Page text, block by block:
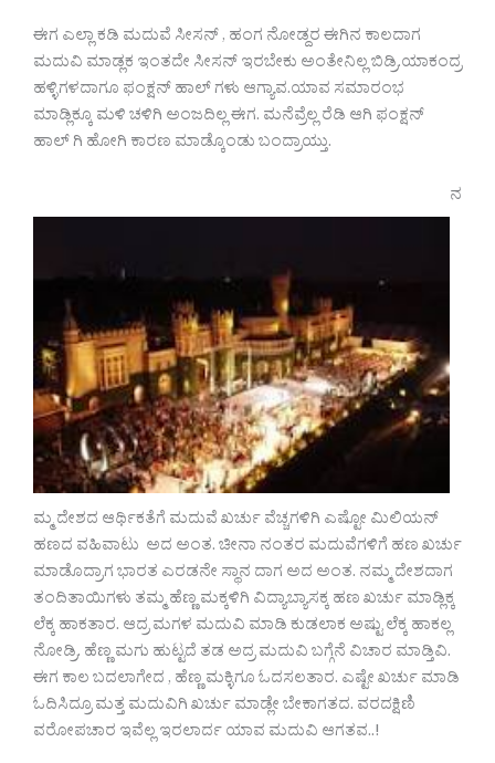
ಈಗ ಎಲ್ಲಾ ಕಡಿ ಮದುವೆ ಸೀಸನ್ , ಹಂಗ ನೋಡ್ದರ ಈಗಿನ ಕಾಲದಾಗ
ಮದುವಿ ಮಾಡ್ಲಕ ಇಂತದೇ ಸೀಸನ್ ಇರಬೇಕು ಅಂತೇನಿಲ್ಲ ಬಿಡ್ರಿ.ಯಾಕಂದ್ರ
ಹಳ್ಳಿಗಳದಾಗೂ ಫಂಕ್ಷನ್ ಹಾಲ್ ಗಳು ಆಗ್ಯಾವ.ಯಾವ ಸಮಾರಂಭ
ಮಾಡ್ಲಿಕ್ಕೂ ಮಳಿ ಚಳಿಗಿ ಅಂಜದಿಲ್ಲ ಈಗ. ಮನೆವ್ರೆಲ್ಲ ರೆಡಿ ಆಗಿ ಫಂಕ್ಷನ್
ಹಾಲ್ ಗಿ ಹೋಗಿ ಕಾರಣ ಮಾಡ್ಕೊಂಡು ಬಂದ್ರಾಯ್ತು.
ನ
ಮ್ಮ ದೇಶದ ಆರ್ಥಿಕತೆಗೆ ಮದುವೆ ಖರ್ಚು ವೆಚ್ಚಗಳಿಗಿ ಎಷ್ಟೋ ಮಿಲಿಯನ್
ಹಣದ ವಹಿವಾಟು ಅದ ಅಂತ. ಚೀನಾ ನಂತರ ಮದುವೆಗಳಿಗೆ ಹಣ ಖರ್ಚು
ಮಾಡೊದ್ರಾಗ ಭಾರತ ಎರಡನೇ ಸ್ಥಾನ ದಾಗ ಅದ ಅಂತ. ನಮ್ಮ ದೇಶದಾಗ
ತಂದಿತಾಯಿಗಳು ತಮ್ಮ ಹೆಣ್ಣ ಮಕ್ಕಳಿಗಿ ವಿದ್ಯಾಬ್ಯಾಸಕ್ಕ ಹಣ ಖರ್ಚು ಮಾಡ್ಲಿಕ್ಕ
ಲೆಕ್ಕ ಹಾಕತಾರ. ಆದ್ರ ಮಗಳ ಮದುವಿ ಮಾಡಿ ಕುಡಲಾಕ ಅಷ್ಟು ಲೆಕ್ಕ ಹಾಕಲ್ಲ
ನೋಡ್ರಿ. ಹೆಣ್ಣ ಮಗು ಹುಟ್ಟದೆ ತಡ ಅದ್ರ ಮದುವಿ ಬಗ್ಗೆನೆ ವಿಚಾರ ಮಾಡ್ತಿವಿ.
ಈಗ ಕಾಲ ಬದಲಾಗೇದ , ಹೆಣ್ಣ ಮಕ್ಳಿಗೂ ಓದಸಲತಾರ. ಎಷ್ಟೇ ಖರ್ಚು ಮಾಡಿ
ಓದಿಸಿದ್ರೂ ಮತ್ತ ಮದುವಿಗಿ ಖರ್ಚು ಮಾಡ್ಲೇ ಬೇಕಾಗತದ. ವರದಕ್ಷಿಣಿ
ವರೋಪಚಾರ ಇವೆಲ್ಲ ಇರಲಾರ್ದ ಯಾವ ಮದುವಿ ಆಗತವ..!